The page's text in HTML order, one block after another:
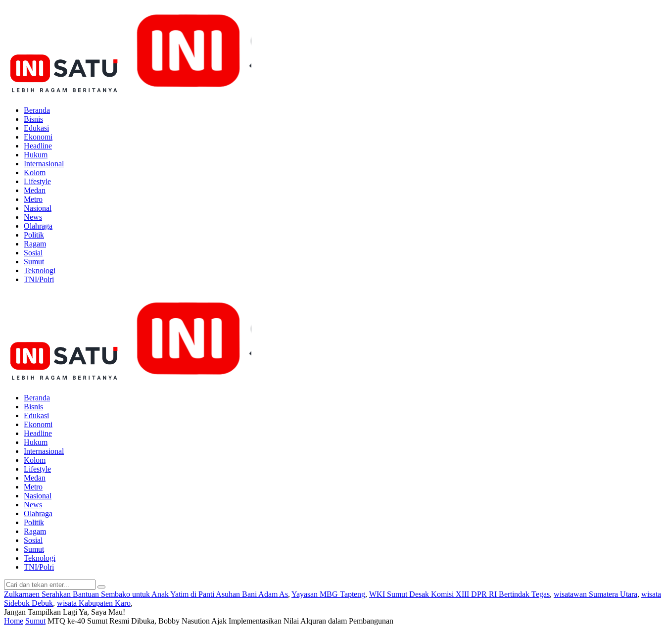
Beranda
Bisnis
Edukasi
Ekonomi
Headline
Hukum
Internasional
Kolom
Lifestyle
Medan
Metro
Nasional
News
Olahraga
Politik
Ragam
Sosial
Sumut
Teknologi
TNI/Polri
Beranda
Bisnis
Edukasi
Ekonomi
Headline
Hukum
Internasional
Kolom
Lifestyle
Medan
Metro
Nasional
News
Olahraga
Politik
Ragam
Sosial
Sumut
Teknologi
TNI/Polri
Zulkarnaen Serahkan Bantuan Sembako untuk Anak Yatim di Panti Asuhan Bani Adam As, Yayasan MBG Tapteng, WKI Sumut Desak Komisi XIII DPR RI Bertindak Tegas, wisatawan Sumatera Utara, wisata
Sidebuk Debuk, wisata Kabupaten Karo,
Jangan Tampilkan Lagi Ya, Saya Mau!
Home Sumut MTQ ke-40 Sumut Resmi Dibuka, Bobby Nasution Ajak Implementasikan Nilai Alquran dalam Pembangunan